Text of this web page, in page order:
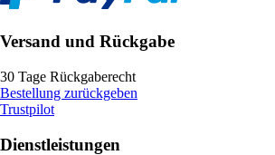
Versand und Rückgabe
30 Tage Rückgaberecht
Bestellung zurückgeben
Trustpilot
Dienstleistungen